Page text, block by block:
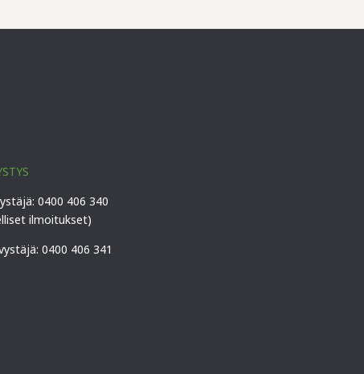
0400 406 340
ilmoitukset)
0400 406 341